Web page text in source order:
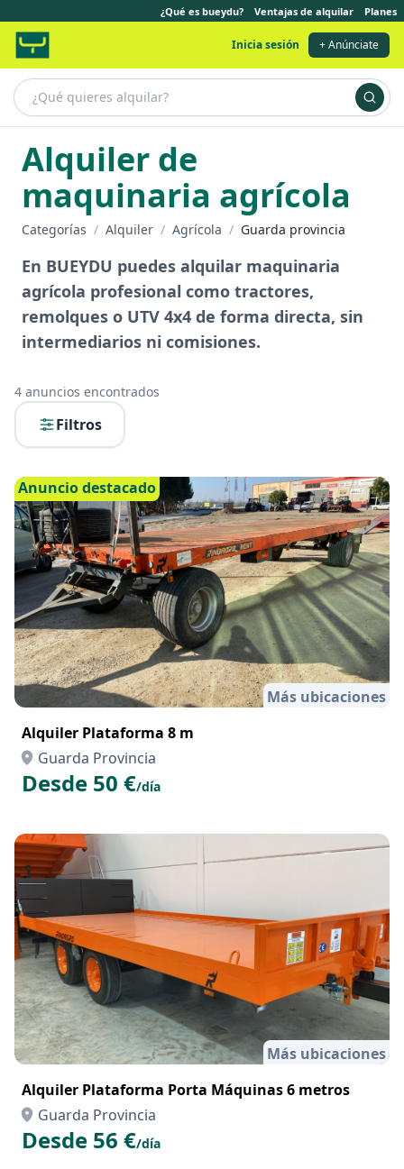
¿Qué es bueydu? Ventajas de alquilar Planes
Inicia sesión + Anúnciate
Alquiler de
maquinaria agrícola
Categorías / Alquiler / Agrícola / Guarda provincia
En BUEYDU puedes alquilar maquinaria
agrícola profesional como tractores,
remolques o UTV 4x4 de forma directa, sin
intermediarios ni comisiones.
4 anuncios encontrados
Filtros
Anuncio destacado
Más ubicaciones
Alquiler Plataforma 8 m
Guarda Provincia
Desde 50 €/día
Más ubicaciones
Alquiler Plataforma Porta Máquinas 6 metros
Guarda Provincia
Desde 56 €/día